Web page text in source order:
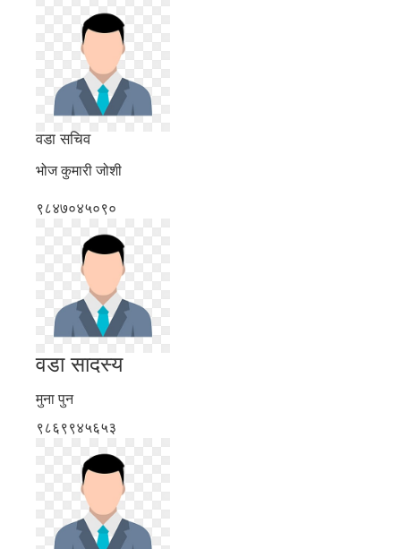
वडा सचिव
भोज कुमारी जोशी
९८४७०४५०९०
वडा सादस्य
मुना पुन
९८६९९४५६५३